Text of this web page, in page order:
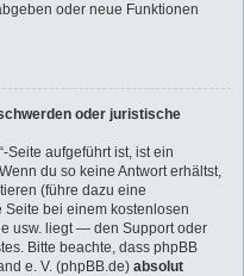
oder neue Funktionen
oder juristische
Seite aufgeführt ist, ist ein
du so keine Antwort erhältst,
(führe dazu eine
bei einem kostenlosen
usw. liegt — den Support oder
Bitte beachte, dass phpBB
e. V. (phpBB.de) absolut